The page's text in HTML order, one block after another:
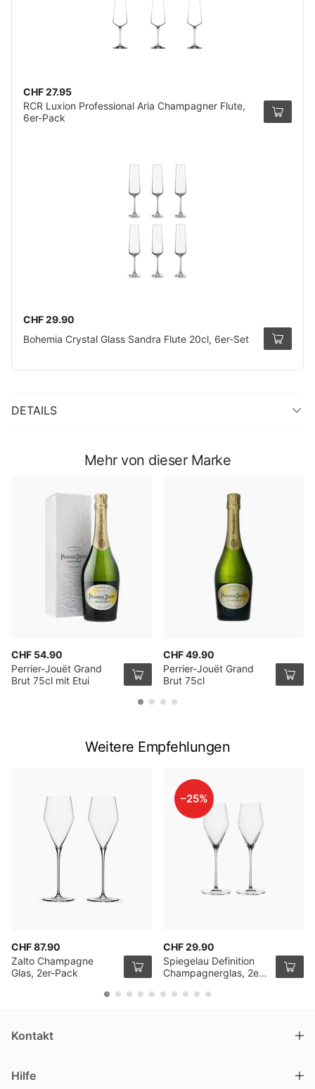
CHF 27.95
RCR Luxion Professional Aria Champagner Flute,
6er-Pack
CHF 29.90
Bohemia Crystal Glass Sandra Flute 20cl, 6er-Set
DETAILS
Mehr von dieser Marke
CHF 54.90
Perrier-Jouët Grand
Brut 75cl mit Etui
CHF 49.90
Perrier-Jouët Grand
Brut 75cl
Weitere Empfehlungen
CHF 87.90
Zalto Champagne
Glas, 2er-Pack
–25%
CHF 29.90
Spiegelau Definition
Champagnerglas, 2er
Kontakt
Nüschelerstrasse 35
Hilfe